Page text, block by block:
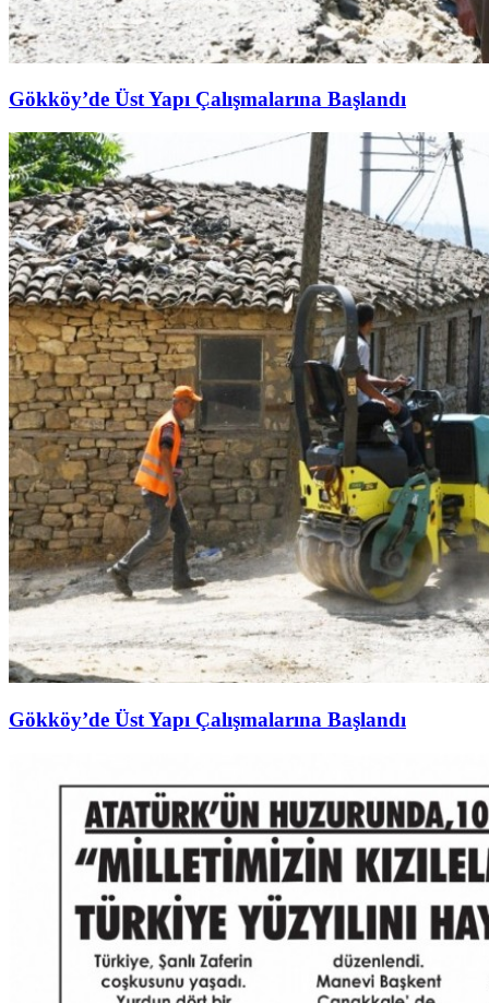
Gökköy’de Üst Yapı Çalışmalarına Başlandı
Gökköy’de Üst Yapı Çalışmalarına Başlandı